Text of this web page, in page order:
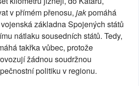
v přímém přenosu, jakpomáhá
základna Spojených států
nátlaku sousedních států. Tedy,
takřka vůbec, protože
žádnou soudržnou
politiku v regionu.